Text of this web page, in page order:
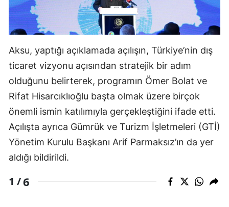
Aksu, yaptığı açıklamada açılışın, Türkiye’nin dış
ticaret vizyonu açısından stratejik bir adım
olduğunu belirterek, programın Ömer Bolat ve
Rifat Hisarcıklıoğlu başta olmak üzere birçok
önemli ismin katılımıyla gerçekleştiğini ifade etti.
Açılışta ayrıca Gümrük ve Turizm İşletmeleri (GTİ)
Yönetim Kurulu Başkanı Arif Parmaksız’ın da yer
aldığı bildirildi.
1 /6